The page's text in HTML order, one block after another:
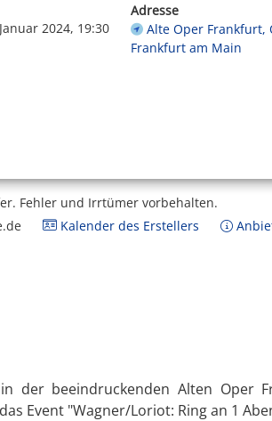
2024, 19:30
Adresse
Alte Oper Frankfurt,
Frankfurt am Main
Fehler und Irrtümer vorbehalten.
Kalender des Erstellers
der beeindruckenden Alten Oper
Event "Wagner/Loriot: Ring an 1